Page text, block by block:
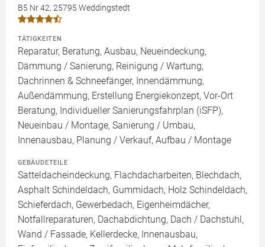
B5 Nr 42, 25795 Weddingstedt
TÄTIGKEITEN
Reparatur, Beratung, Ausbau, Neueindeckung,
Dämmung / Sanierung, Reinigung / Wartung,
Dachrinnen & Schneefänger, Innendämmung,
Außendämmung, Erstellung Energiekonzept, Vor-Ort
Beratung, Individueller Sanierungsfahrplan (iSFP),
Neueinbau / Montage, Sanierung / Umbau,
Innenausbau, Planung / Verkauf, Aufbau / Montage
GEBÄUDETEILE
Satteldacheindeckung, Flachdacharbeiten, Blechdach,
Asphalt Schindeldach, Gummidach, Holz Schindeldach,
Schieferdach, Gewerbedach, Eigenheimdächer,
Notfallreparaturen, Dachabdichtung, Dach / Dachstuhl,
Wand / Fassade, Kellerdecke, Innenausbau,